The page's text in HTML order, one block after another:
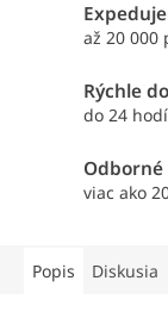
až 20 000
Rýchle
do 24
viac ako
Popis Diskusia